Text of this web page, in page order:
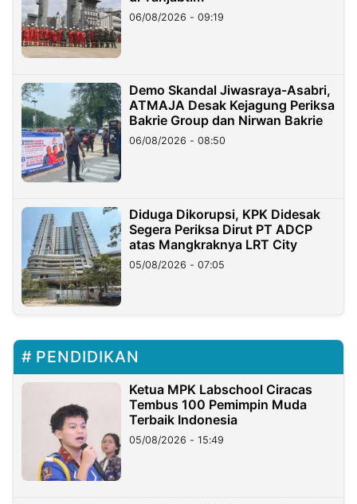
06/08/2026 - 09:19
Demo Skandal Jiwasraya-Asabri,
ATMAJA Desak Kejagung Periksa
Bakrie Group dan Nirwan Bakrie
06/08/2026 - 08:50
Diduga Dikorupsi, KPK Didesak
Segera Periksa Dirut PT ADCP
atas Mangkraknya LRT City
05/08/2026 - 07:05
PENDIDIKAN
Ketua MPK Labschool Ciracas
Tembus 100 Pemimpin Muda
Terbaik Indonesia
05/08/2026 - 15:49